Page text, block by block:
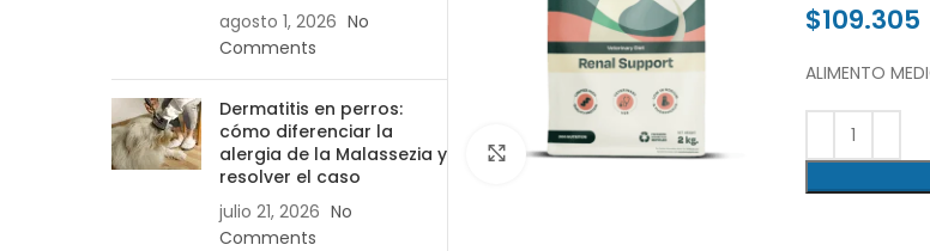
Click para agrandar
$109.305
ALIMENTO
agosto 1, 2026 No
Comments
Dermatitis en perros:
cómo diferenciar la
alergia de la Malassezia y
resolver el caso
julio 21, 2026 No
Comments